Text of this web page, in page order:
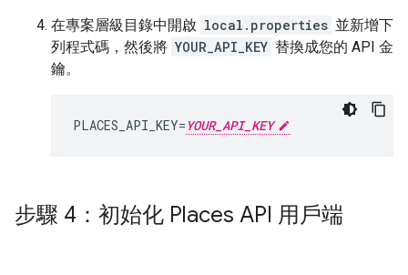
在專案層級目錄中開啟 local.properties 並新增下
列程式碼，然後將 YOUR_API_KEY 替換成您的 API 金
鑰。
PLACES_API_KEY= YOUR_API_KEY
步驟 4：初始化 Places API 用戶端